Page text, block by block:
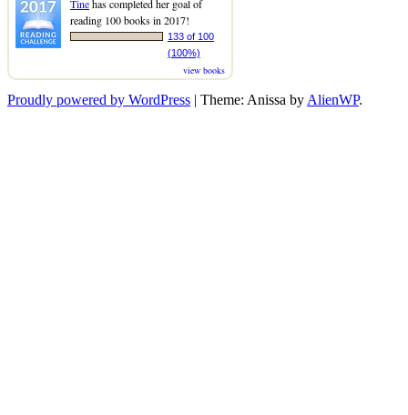
Tinehas completed her goal of
reading 100 books in 2017!
133 of 100
(100%)
view books
Proudly powered by WordPress | Theme: Anissa by AlienWP.